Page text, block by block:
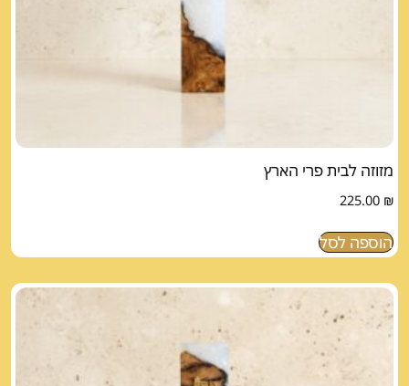
מזוזה לבית פרי הארץ
225.00 ₪
הוספה לסל